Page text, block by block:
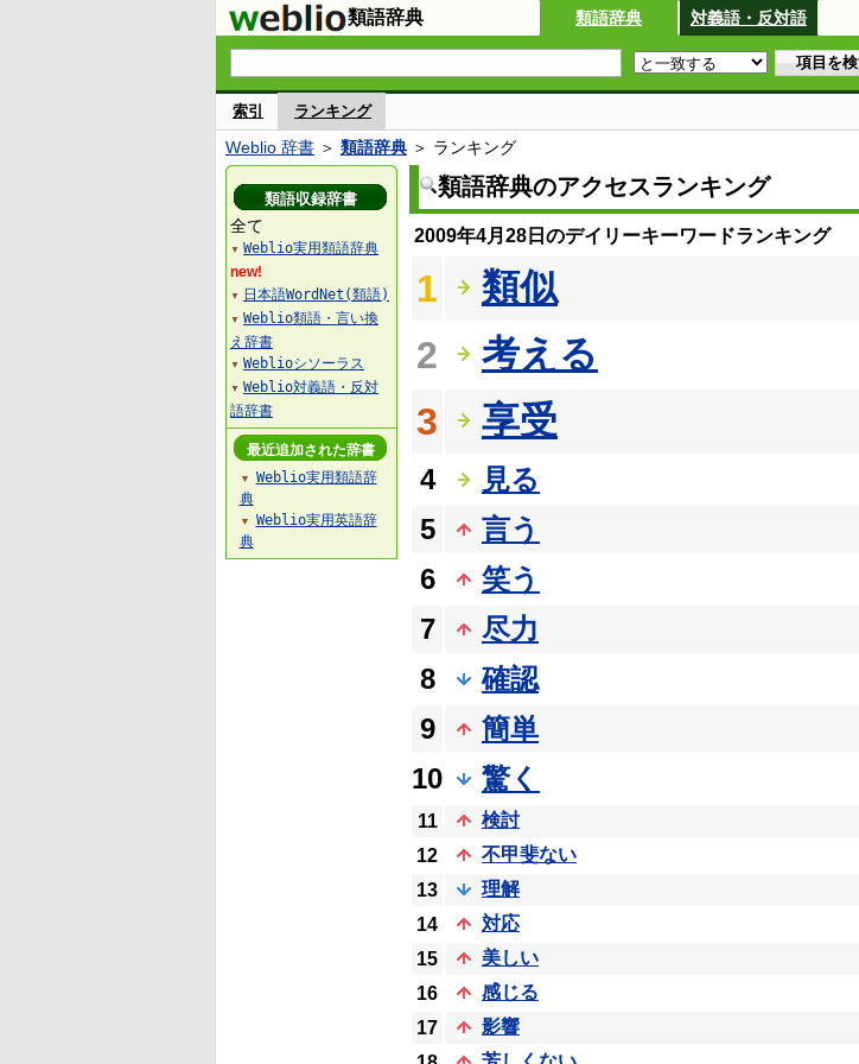
類語辞典 類語辞典 対義語・反対語
索引 ランキング
Weblio 辞書 ＞ 類語辞典 ＞ ランキング
類語辞典のアクセスランキング
2009年4月28日のデイリーキーワードランキング
1
類似
2
考える
3
享受
4
見る
5
言う
6
笑う
7
尽力
8
確認
9
簡単
10
驚く
11
検討
12
不甲斐ない
13
理解
14
対応
15
美しい
16
感じる
17
影響
類語収録辞書
全て
▼ Weblio実用類語辞典
new!
▼ 日本語WordNet(類語)
▼ Weblio類語・言い換
え辞書
▼ Weblioシソーラス
▼ Weblio対義語・反対
語辞書
最近追加された辞書
▼
Weblio実用類語辞
典
▼
Weblio実用英語辞
典